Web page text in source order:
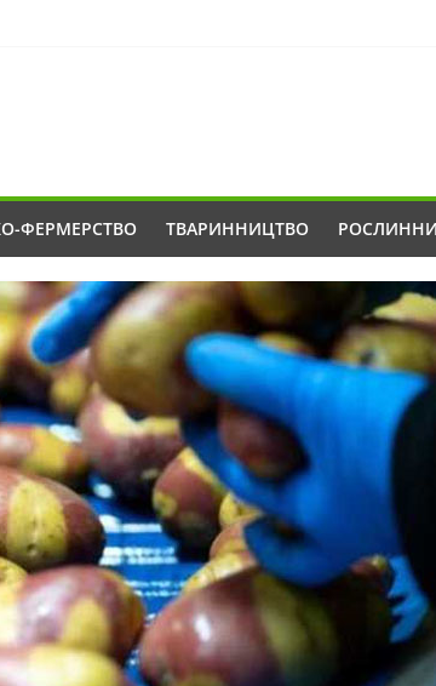
ФЕРМЕРСТВО ТВАРИННИЦТВО